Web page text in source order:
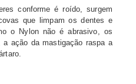
conforme é roído, surgem
que limpam os dentes e
o Nylon não é abrasivo, os
a ação da mastigação raspa a